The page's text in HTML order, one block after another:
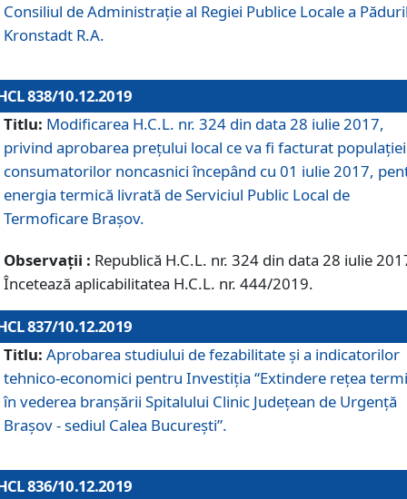
Consiliul de Administraţie al Regiei Publice Locale a
Kronstadt R.A.
838/10.12.2019
Titlu: Modificarea H.C.L. nr. 324 din data 28 iulie 2017,
privind aprobarea preţului local ce va fi facturat
consumatorilor noncasnici începând cu 01 iulie 2017,
energia termică livrată de Serviciul Public Local de
Termoficare Braşov.
Observații : Republică H.C.L. nr. 324 din data 28 iulie
Încetează aplicabilitatea H.C.L. nr. 444/2019.
837/10.12.2019
Titlu: Aprobarea studiului de fezabilitate și a indicatorilor
tehnico-economici pentru Investiția “Extindere rețea
în vederea branșării Spitalului Clinic Județean de Urgență
Brașov - sediul Calea București”.
836/10.12.2019